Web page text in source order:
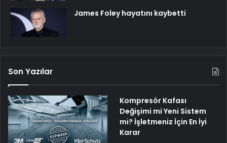
James Foley hayatını kaybetti
Son Yazılar
Kompresör Kafası
Değişimi mi Yeni Sistem
mi? İşletmeniz İçin En İyi
Karar